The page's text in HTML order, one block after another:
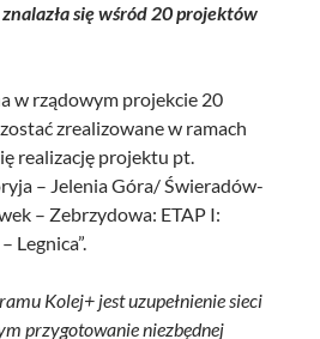
się wśród 20 projektów
w rządowym projekcie 20
zrealizowane w ramach
realizację projektu pt.
– Jelenia Góra/ Świeradów-
– Zebrzydowa: ETAP I:
Legnica”.
Kolej+ jest uzupełnienie sieci
przygotowanie niezbędnej